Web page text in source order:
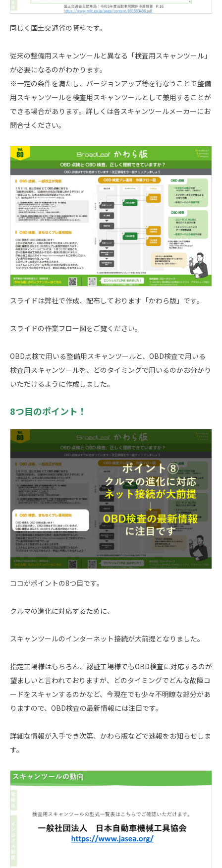
同じく国土交通省の資料です。
従来の整備用スキャンツールと異なる「検査用スキャンツール」
が必要になるのがわかります。
※一定の条件を満たし、バージョンアップ等を行なうことで整備
用スキャンツールを検査用スキャンツールとして兼用することが
できる場合があります。詳しくは各スキャンツールメーカーにお
問合せください。
スライドは弊社で作成、配布しております「かわら版」です。
スライドの作業フロー図をご覧ください。
OBD点検で用いる整備用スキャンツールと、OBD検査で用いる
検査用スキャンツールを、どのタイミングで用いるのかお分かり
いただけるように作成しました。
8つ目のポイント！
ココがポイントの8つ目です。
クルマの進化に対応するために、
スキャンツールのインターネット接続が大前提となりました。
指定工場様はもちろん、認証工場様でもOBD検査に対応するのが
望ましいと言われておりますが、どのタイミングでどんな故障コ
ードをスキャンするのかなど、今現在でも少々不明瞭な部分があ
りますので、OBD検査の最新情報には注目です。
詳細な情報が入手でき次第、かわら版などで速報をお知らせしま
す。